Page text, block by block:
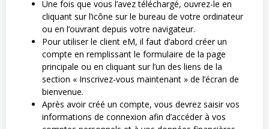
Une fois que vous l’avez téléchargé, ouvrez-le en
cliquant sur l’icône sur le bureau de votre ordinateur
ou en l’ouvrant depuis votre navigateur.
Pour utiliser le client eM, il faut d’abord créer un
compte en remplissant le formulaire de la page
principale ou en cliquant sur l’un des liens de la
section « Inscrivez-vous maintenant » de l’écran de
bienvenue.
Après avoir créé un compte, vous devrez saisir vos
informations de connexion afin d’accéder à vos